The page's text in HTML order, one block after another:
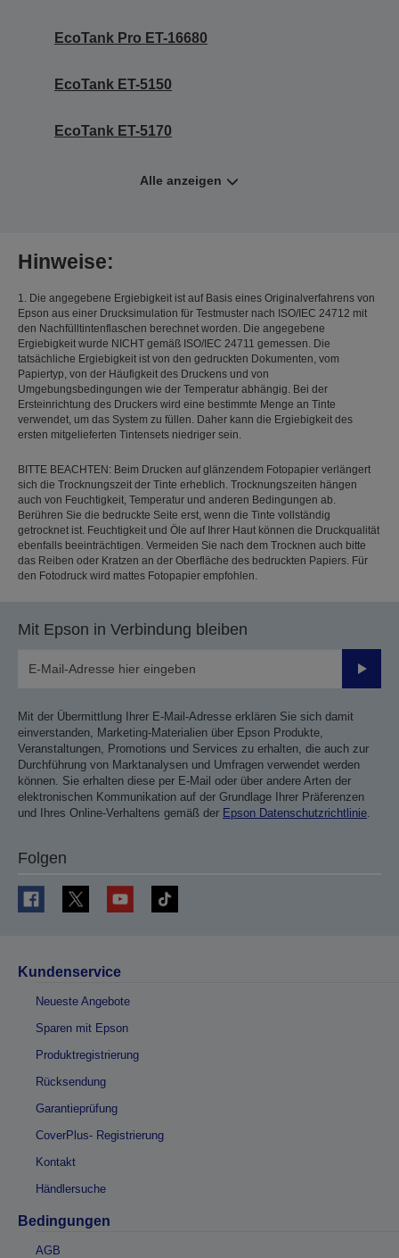
EcoTank Pro ET-16680
EcoTank ET-5150
EcoTank ET-5170
Alle anzeigen
Hinweise:
1. Die angegebene Ergiebigkeit ist auf Basis eines Originalverfahrens von
Epson aus einer Drucksimulation für Testmuster nach ISO/IEC 24712 mit
den Nachfülltintenflaschen berechnet worden. Die angegebene
Ergiebigkeit wurde NICHT gemäß ISO/IEC 24711 gemessen. Die
tatsächliche Ergiebigkeit ist von den gedruckten Dokumenten, vom
Papiertyp, von der Häufigkeit des Druckens und von
Umgebungsbedingungen wie der Temperatur abhängig. Bei der
Ersteinrichtung des Druckers wird eine bestimmte Menge an Tinte
verwendet, um das System zu füllen. Daher kann die Ergiebigkeit des
ersten mitgelieferten Tintensets niedriger sein.
BITTE BEACHTEN: Beim Drucken auf glänzendem Fotopapier verlängert
sich die Trocknungszeit der Tinte erheblich. Trocknungszeiten hängen
auch von Feuchtigkeit, Temperatur und anderen Bedingungen ab.
Berühren Sie die bedruckte Seite erst, wenn die Tinte vollständig
getrocknet ist. Feuchtigkeit und Öle auf Ihrer Haut können die Druckqualität
ebenfalls beeinträchtigen. Vermeiden Sie nach dem Trocknen auch bitte
das Reiben oder Kratzen an der Oberfläche des bedruckten Papiers. Für
den Fotodruck wird mattes Fotopapier empfohlen.
Mit Epson in Verbindung bleiben
Mit der Übermittlung Ihrer E-Mail-Adresse erklären Sie sich damit
einverstanden, Marketing-Materialien über Epson Produkte,
Veranstaltungen, Promotions und Services zu erhalten, die auch zur
Durchführung von Marktanalysen und Umfragen verwendet werden
können. Sie erhalten diese per E-Mail oder über andere Arten der
elektronischen Kommunikation auf der Grundlage Ihrer Präferenzen
und Ihres Online-Verhaltens gemäß der Epson Datenschutzrichtlinie
Folgen
Kundenservice
Neueste Angebote
Sparen mit Epson
Produktregistrierung
Rücksendung
Garantieprüfung
CoverPlus- Registrierung
Kontakt
Händlersuche
Bedingungen
AGB